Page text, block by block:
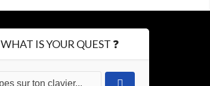
WHAT IS YOUR QUEST ❓